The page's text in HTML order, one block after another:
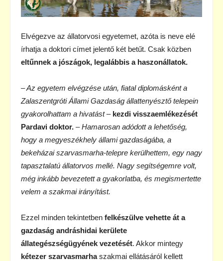
Elvégezve az állatorvosi egyetemet, azóta is neve elé
írhatja a doktori címet jelentő két betűt. Csak közben
eltűnnek a jószágok, legalábbis a haszonállatok.
– Az egyetem elvégzése után, fiatal diplomásként a
Zalaszentgróti Állami Gazdaság állattenyésztő telepein
gyakorolhattam a hivatást– kezdi visszaemlékezését
Pardavi doktor. – Hamarosan adódott a lehetőség,
hogy a megyeszékhely állami gazdaságába, a
bekeházai szarvasmarha-telepre kerülhettem, egy nagy
tapasztalatú állatorvos mellé. Nagy segítségemre volt,
még inkább bevezetett a gyakorlatba, és megismertette
velem a szakmai irányítást.
Ezzel minden tekintetben felkészülve vehette át a
gazdaság andráshidai kerülete
állategészségügyének vezetését. Akkor mintegy
kétezer szarvasmarhaszakmai ellátásáról kellett